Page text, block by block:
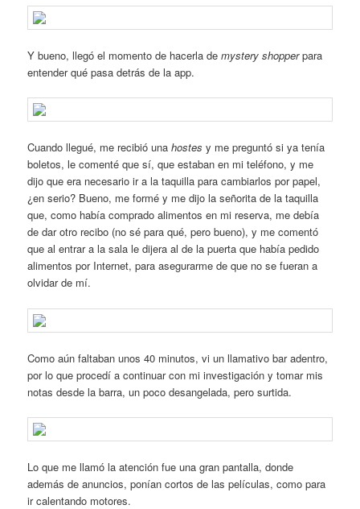
Y bueno, llegó el momento de hacerla demystery shopperpara
entender qué pasa detrás de la app.
Cuando llegué, me recibió unahostes y me preguntó si ya tenía
boletos, le comenté que sí, que estaban en mi teléfono, y me
dijo que era necesario ir a la taquilla para cambiarlos por papel,
¿en serio? Bueno, me formé y me dijo la señorita de la taquilla
que, como había comprado alimentos en mi reserva, me debía
de dar otro recibo (no sé para qué, pero bueno), y me comentó
que al entrar a la sala le dijera al de la puerta que había pedido
alimentos por Internet, para asegurarme de que no se fueran a
olvidar de mí.
Como aún faltaban unos 40 minutos, vi un llamativo bar adentro,
por lo que procedí a continuar con mi investigación y tomar mis
notas desde la barra, un poco desangelada, pero surtida.
Lo que me llamó la atención fue una gran pantalla, donde
además de anuncios, ponían cortos de las películas, como para
ir calentando motores.